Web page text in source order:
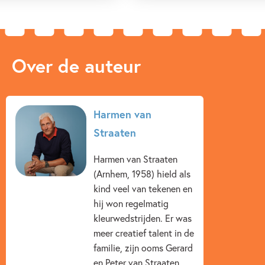
Over de auteur
Harmen van
Straaten
Harmen van Straaten
(Arnhem, 1958) hield als
kind veel van tekenen en
hij won regelmatig
kleurwedstrijden. Er was
meer creatief talent in de
familie, zijn ooms Gerard
en Peter van Straaten